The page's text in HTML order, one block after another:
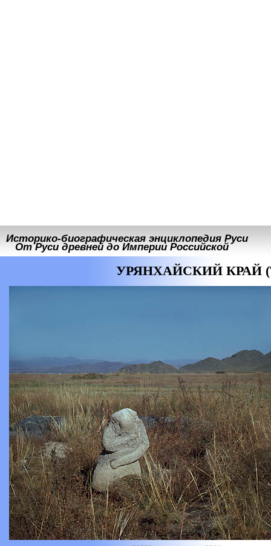
Историко-биографическая энциклопедия Руси
От Руси древней до Империи Российской
УРЯНХАЙСКИЙ КРАЙ